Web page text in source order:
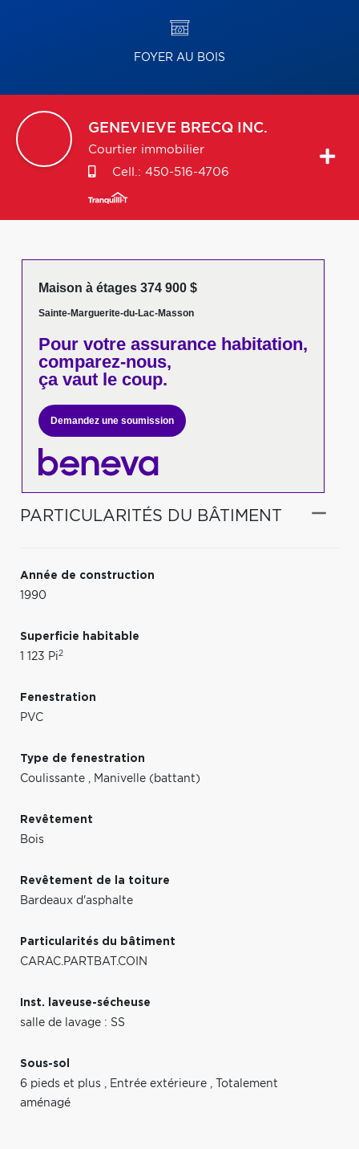
FOYER AU BOIS
GENEVIEVE BRECQ INC.
Courtier immobilier
Cell.: 450-516-4706
Maison à étages 374 900 $
Sainte-Marguerite-du-Lac-Masson
Pour votreassurance habitation,
comparez-nous,
ça vaut le coup.
Demandez une soumission
PARTICULARITÉS DU BÂTIMENT
Année de construction
1990
Superficie habitable
1 123 Pi2
Fenestration
PVC
Type de fenestration
Coulissante , Manivelle (battant)
Revêtement
Bois
Revêtement de la toiture
Bardeaux d'asphalte
Particularités du bâtiment
CARAC.PARTBAT.COIN
Inst. laveuse-sécheuse
salle de lavage : SS
Sous-sol
6 pieds et plus , Entrée extérieure ,
Totalement
aménagé